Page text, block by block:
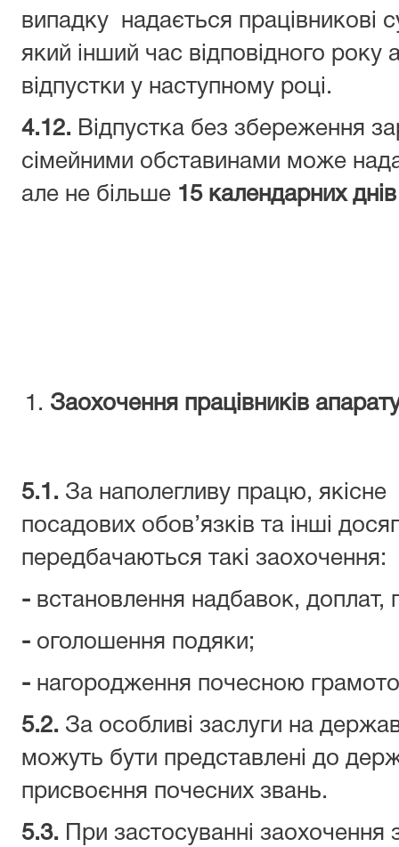
випадку надається працівникові
який інший час відповідного року
відпустки у наступному році.
4.12. Відпустка без збереження
сімейними обставинами може
але не більше 15 календарних
Заохочення працівників
5.1. За наполегливу працю, якісне
посадових обов’язків та інші
передбачаються такі заохочення:
- встановлення надбавок, доплат,
- оголошення подяки;
- нагородження почесною
5.2. За особливі заслуги на
можуть бути представлені до
присвоєння почесних звань.
5.3.
При застосуванні